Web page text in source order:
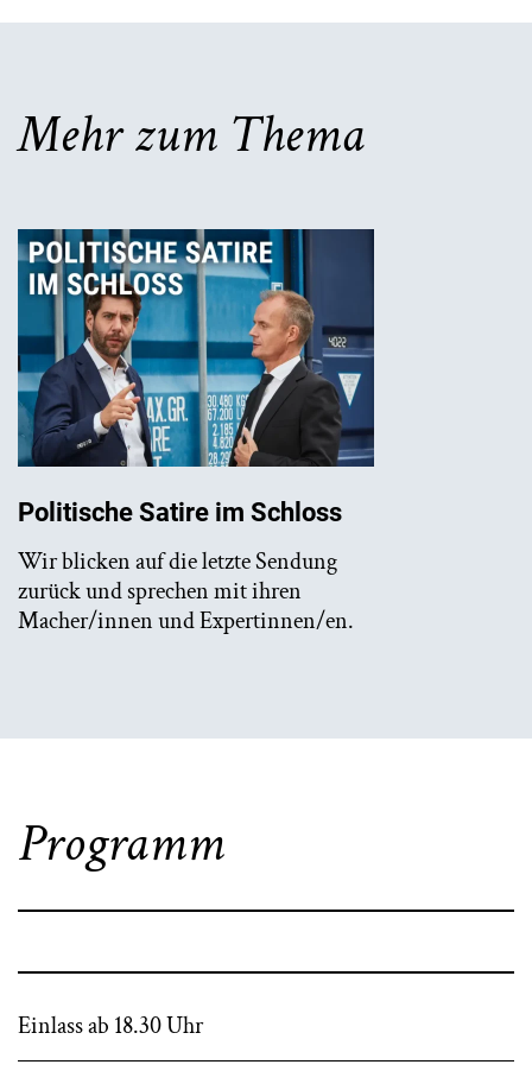
Mehr zum Thema
Politische Satire im Schloss
Wir blicken auf die letzte Sendung
zurück und sprechen mit ihren
Macher/innen und Expertinnen/en.
Programm
Einlass ab 18.30 Uhr